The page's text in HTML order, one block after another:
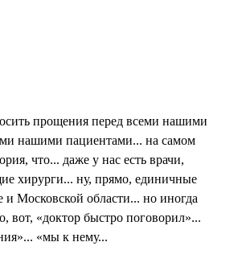
прощения перед всеми нашими
нашими пациентами... на самом
что... даже у нас есть врачи,
хирурги... ну, прямо, единичные
и Московской области... но иногда
вот, «доктор быстро поговорил»...
«мы к нему...